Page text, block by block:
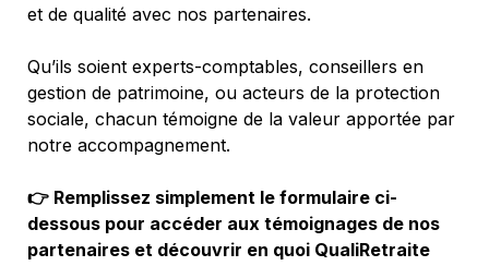
et de qualité avec nos partenaires.
Qu’ils soient experts-comptables, conseillers en
gestion de patrimoine, ou acteurs de la protection
sociale, chacun témoigne de la valeur apportée par
notre accompagnement.
👉 Remplissez simplement le formulaire ci-
dessous pour accéder aux témoignages de nos
partenaires et découvrir en quoi QualiRetraite